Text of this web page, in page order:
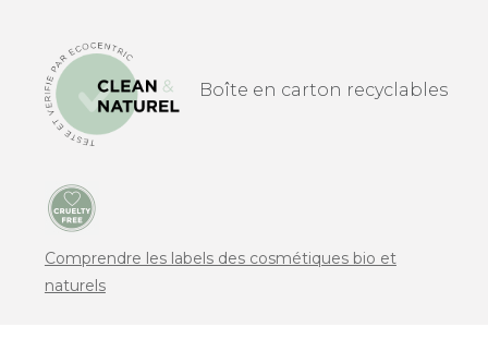
Boîte en carton recyclables
Comprendre les labels des cosmétiques bio et
naturels